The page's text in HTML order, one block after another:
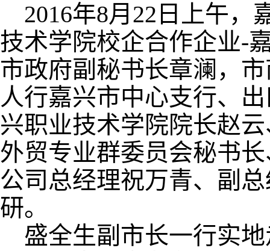
2016年8月22日上午，
技术学院校企合作企业-
市政府副秘书长章澜，
人行嘉兴市中心支行、
兴职业技术学院院长赵
外贸专业群委员会秘书
公司总经理祝万青、副
研。
盛全生副市长一行实地